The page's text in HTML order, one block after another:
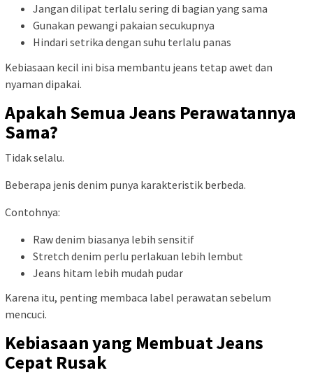
Jangan dilipat terlalu sering di bagian yang sama
Gunakan pewangi pakaian secukupnya
Hindari setrika dengan suhu terlalu panas
Kebiasaan kecil ini bisa membantu jeans tetap awet dan
nyaman dipakai.
Apakah Semua Jeans Perawatannya
Sama?
Tidak selalu.
Beberapa jenis denim punya karakteristik berbeda.
Contohnya:
Raw denim biasanya lebih sensitif
Stretch denim perlu perlakuan lebih lembut
Jeans hitam lebih mudah pudar
Karena itu, penting membaca label perawatan sebelum
mencuci.
Kebiasaan yang Membuat Jeans
Cepat Rusak